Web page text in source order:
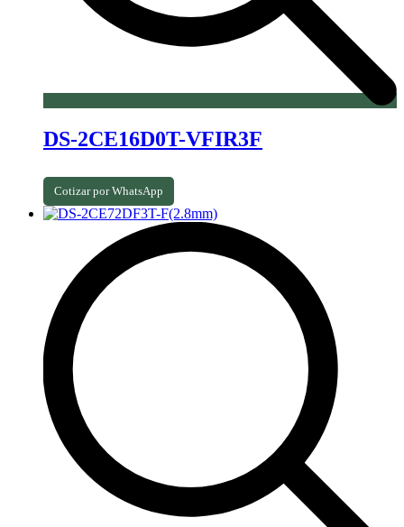
DS-2CE16D0T-VFIR3F
Cotizar por WhatsApp